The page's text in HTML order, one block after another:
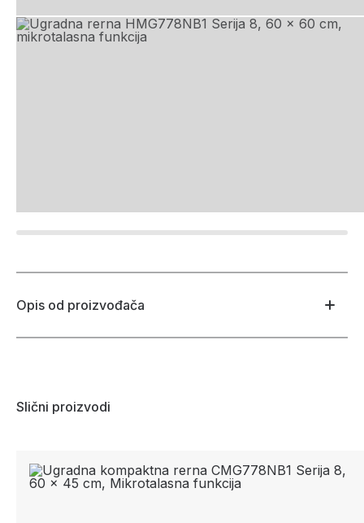
Opis od proizvođača
Slični proizvodi